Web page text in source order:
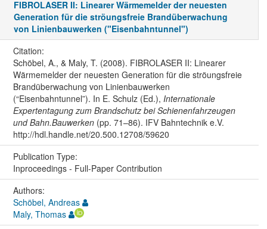
FIBROLASER II: Linearer Wärmemelder der neuesten
Generation für die ströungsfreie Brandüberwachung
von Linienbauwerken ("Eisenbahntunnel")
Citation:
Schöbel, A., & Maly, T. (2008). FIBROLASER II: Linearer
Wärmemelder der neuesten Generation für die ströungsfreie
Brandüberwachung von Linienbauwerken
(“Eisenbahntunnel”). In E. Schulz (Ed.), Internationale
Expertentagung zum Brandschutz bei Schienenfahrzeugen
und Bahn.Bauwerken(pp. 71–86). IFV Bahntechnik e.V.
http://hdl.handle.net/20.500.12708/59620
Publication Type:
Inproceedings - Full-Paper Contribution
Authors:
Schöbel, Andreas
Maly, Thomas